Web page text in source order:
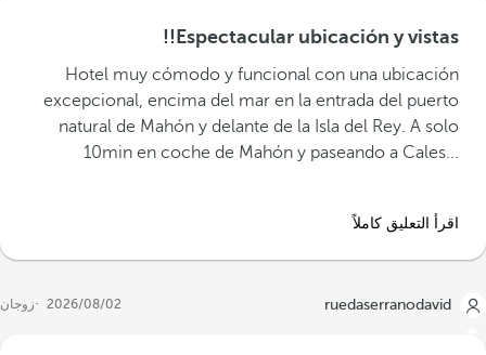
Espectacular ubicación y vistas!!
‪Hotel muy cómodo y funcional con una ubicación
excepcional, encima del mar en la entrada del puerto
natural de Mahón y delante de la Isla del Rey. A solo
10min en coche de Mahón y paseando a Cales...‬
اقرأ التعليق كاملاً
ruedaserranodavid
02‏/08‏/2026 زوجان